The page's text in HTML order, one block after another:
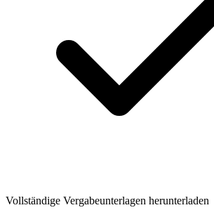
Vollständige Vergabeunterlagen herunterladen